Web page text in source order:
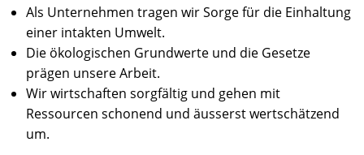
Als Unternehmen tragen wir Sorge für die Einhaltung
einer intakten Umwelt.
Die ökologischen Grundwerte und die Gesetze
prägen unsere Arbeit.
Wir wirtschaften sorgfältig und gehen mit
Ressourcen schonend und äusserst wertschätzend
um.